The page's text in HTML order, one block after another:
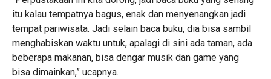
itu kalau tempatnya bagus, enak dan menyenangkan jadi
tempat pariwisata. Jadi selain baca buku, dia bisa sambil
menghabiskan waktu untuk, apalagi di sini ada taman, ada
beberapa makanan, bisa dengar musik dan game yang
bisa dimainkan,” ucapnya.